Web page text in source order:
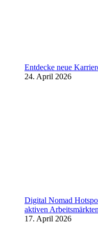
Entdecke neue
24. April 2026
Digital Nomad
aktiven Arbeitsmärkten
17. April 2026